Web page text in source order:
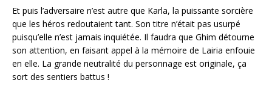
Et puis l’adversaire n’est autre que Karla, la puissante sorcière
que les héros redoutaient tant. Son titre n’était pas usurpé
puisqu’elle n’est jamais inquiétée. Il faudra que Ghim détourne
son attention, en faisant appel à la mémoire de Lairia enfouie
en elle. La grande neutralité du personnage est originale, ça
sort des sentiers battus !